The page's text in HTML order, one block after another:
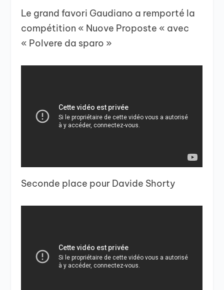
Le grand favori Gaudiano a remporté la
compétition « Nuove Proposte « avec
« Polvere da sparo »
Seconde place pour Davide Shorty